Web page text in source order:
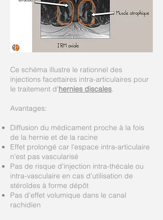
Ce schéma illustre le rationnel des
injections facettaires intra-articulaires pour
le traitement d'hernies discales.
Avantages:
Diffusion du médicament proche à la fois
de la hernie et de la racine
Effet prolongé car l'espace intra-articulaire
n'est pas vascularisé
Pas de risque d'injection intra-thécale ou
intra-vasculaire en cas d'utilisation de
stéroïdes à forme dépôt
Pas d'effet volumique dans le canal
rachidien